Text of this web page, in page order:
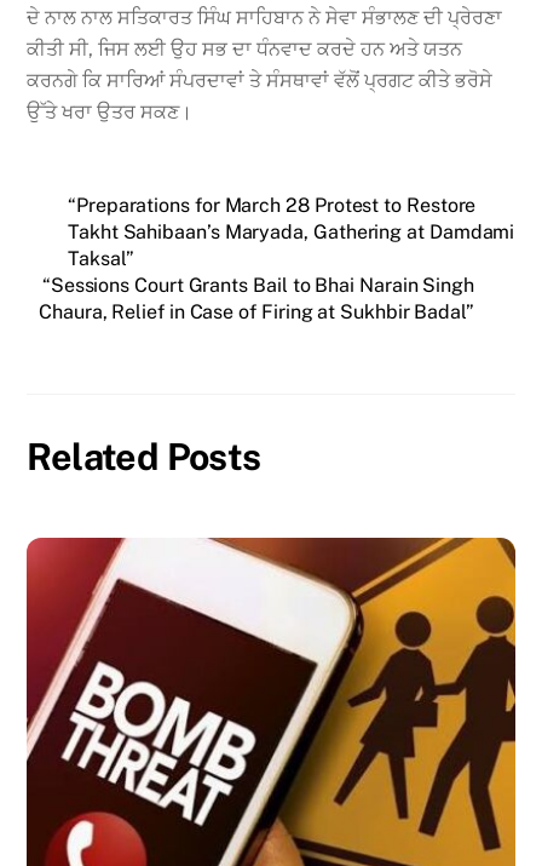
ਦੇ ਨਾਲ ਨਾਲ ਸਤਿਕਾਰਤ ਸਿੰਘ ਸਾਹਿਬਾਨ ਨੇ ਸੇਵਾ ਸੰਭਾਲਣ ਦੀ ਪ੍ਰੇਰਣਾ
ਕੀਤੀ ਸੀ, ਜਿਸ ਲਈ ਉਹ ਸਭ ਦਾ ਧੰਨਵਾਦ ਕਰਦੇ ਹਨ ਅਤੇ ਯਤਨ
ਕਰਨਗੇ ਕਿ ਸਾਰਿਆਂ ਸੰਪਰਦਾਵਾਂ ਤੇ ਸੰਸਥਾਵਾਂ ਵੱਲੋਂ ਪ੍ਰਗਟ ਕੀਤੇ ਭਰੋਸੇ
ਉੱਤੇ ਖਰਾ ਉਤਰ ਸਕਣ।
“Preparations for March 28 Protest to Restore
Takht Sahibaan’s Maryada, Gathering at Damdami
Taksal”
“Sessions Court Grants Bail to Bhai Narain Singh
Chaura, Relief in Case of Firing at Sukhbir Badal”
Related Posts